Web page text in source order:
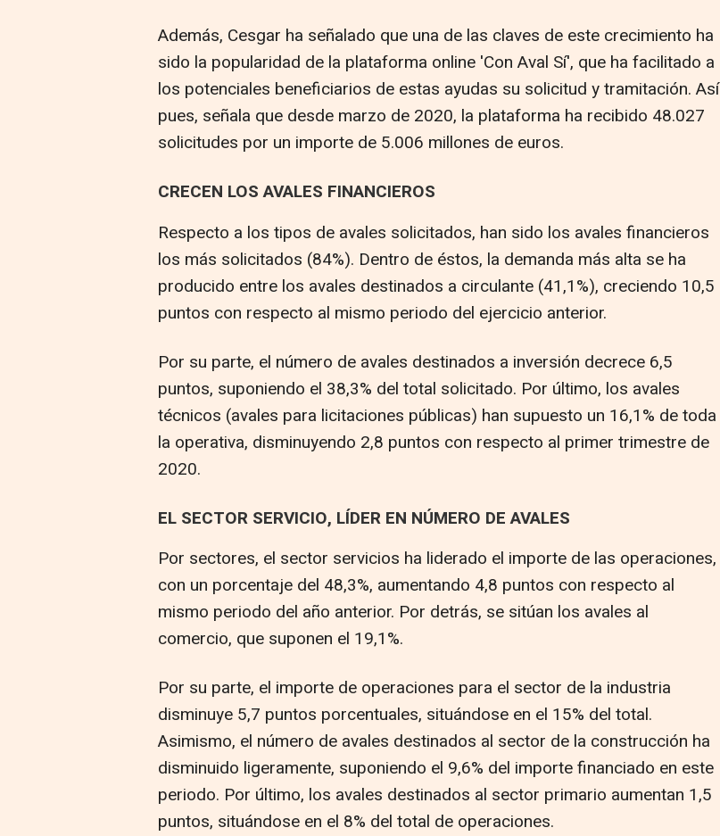
Además, Cesgar ha señalado que una de las claves de este crecimiento ha
sido la popularidad de la plataforma online 'Con Aval Sí', que ha facilitado a
los potenciales beneficiarios de estas ayudas su solicitud y tramitación. Así
pues, señala que desde marzo de 2020, la plataforma ha recibido 48.027
solicitudes por un importe de 5.006 millones de euros.
CRECEN LOS AVALES FINANCIEROS
Respecto a los tipos de avales solicitados, han sido los avales financieros
los más solicitados (84%). Dentro de éstos, la demanda más alta se ha
producido entre los avales destinados a circulante (41,1%), creciendo 10,5
puntos con respecto al mismo periodo del ejercicio anterior.
Por su parte, el número de avales destinados a inversión decrece 6,5
puntos, suponiendo el 38,3% del total solicitado. Por último, los avales
técnicos (avales para licitaciones públicas) han supuesto un 16,1% de toda
la operativa, disminuyendo 2,8 puntos con respecto al primer trimestre de
2020.
EL SECTOR SERVICIO, LÍDER EN NÚMERO DE AVALES
Por sectores, el sector servicios ha liderado el importe de las operaciones,
con un porcentaje del 48,3%, aumentando 4,8 puntos con respecto al
mismo periodo del año anterior. Por detrás, se sitúan los avales al
comercio, que suponen el 19,1%.
Por su parte, el importe de operaciones para el sector de la industria
disminuye 5,7 puntos porcentuales, situándose en el 15% del total.
Asimismo, el número de avales destinados al sector de la construcción ha
disminuido ligeramente, suponiendo el 9,6% del importe financiado en este
periodo. Por último, los avales destinados al sector primario aumentan 1,5
puntos, situándose en el 8% del total de operaciones.